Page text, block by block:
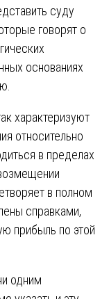
суду
говорят о
основаниях
характеризуют
относительно
в пределах
в полном
справками,
прибыль по этой
одним